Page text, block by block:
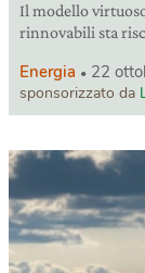
Il modello
rinnovabili sta
Energia 22
sponsorizzato da